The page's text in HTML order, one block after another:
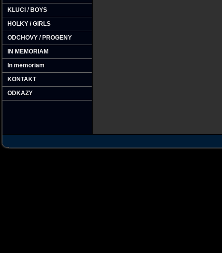
KLUCI / BOYS
HOLKY / GIRLS
ODCHOVY / PROGENY
IN MEMORIAM
In memoriam
KONTAKT
ODKAZY